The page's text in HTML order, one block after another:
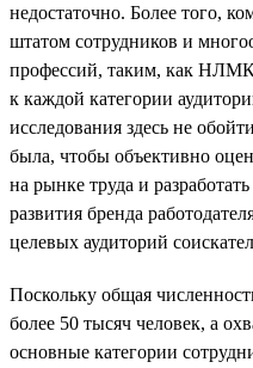
недостаточно. Более того,
штатом сотрудников и
профессий, таким, как
к каждой категории
исследования здесь не
была, чтобы объективно
на рынке труда и
развития бренда
целевых аудиторий
Поскольку общая
более 50 тысяч человек, а
основные категории